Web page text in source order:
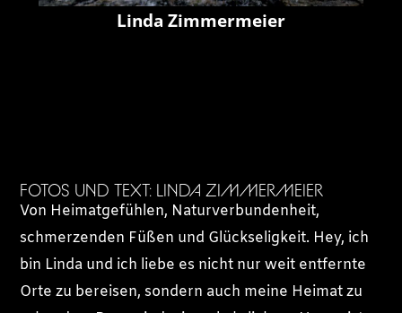
Linda Zimmermeier
FOTOS UND TEXT: LINDA ZIMMERMEIER
Von Heimatgefühlen, Naturverbundenheit,
schmerzenden Füßen und Glückseligkeit. Hey, ich
bin Linda und ich liebe es nicht nur weit entfernte
Orte zu bereisen, sondern auch meine Heimat zu